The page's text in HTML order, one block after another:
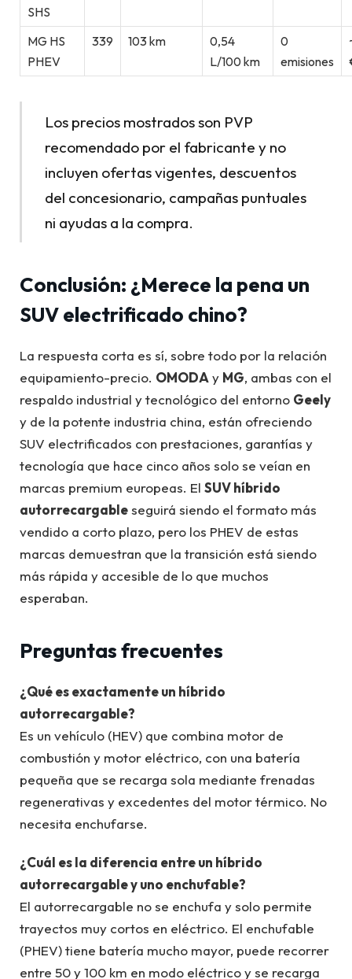
SHS
MG HS
PHEV
339 103 km
0,54
L/100 km
0
emisiones
Los precios mostrados son PVP
recomendado por el fabricante y no
incluyen ofertas vigentes, descuentos
del concesionario, campañas puntuales
ni ayudas a la compra.
Conclusión: ¿Merece la pena un
SUV electrificado chino?
La respuesta corta es sí, sobre todo por la relación
equipamiento-precio. OMODA y MG, ambas con el
respaldo industrial y tecnológico del entorno Geely
y de la potente industria china, están ofreciendo
SUV electrificados con prestaciones, garantías y
tecnología que hace cinco años solo se veían en
marcas premium europeas. El SUV híbrido
autorrecargableseguirá siendo el formato más
vendido a corto plazo, pero los PHEV de estas
marcas demuestran que la transición está siendo
más rápida y accesible de lo que muchos
esperaban.
Preguntas frecuentes
¿Qué es exactamente un híbrido
autorrecargable?
Es un vehículo (HEV) que combina motor de
combustión y motor eléctrico, con una batería
pequeña que se recarga sola mediante frenadas
regenerativas y excedentes del motor térmico. No
necesita enchufarse.
¿Cuál es la diferencia entre un híbrido
autorrecargable y uno enchufable?
El autorrecargable no se enchufa y solo permite
trayectos muy cortos en eléctrico. El enchufable
(PHEV) tiene batería mucho mayor, puede recorrer
entre 50 y 100 km en modo eléctrico y se recarga